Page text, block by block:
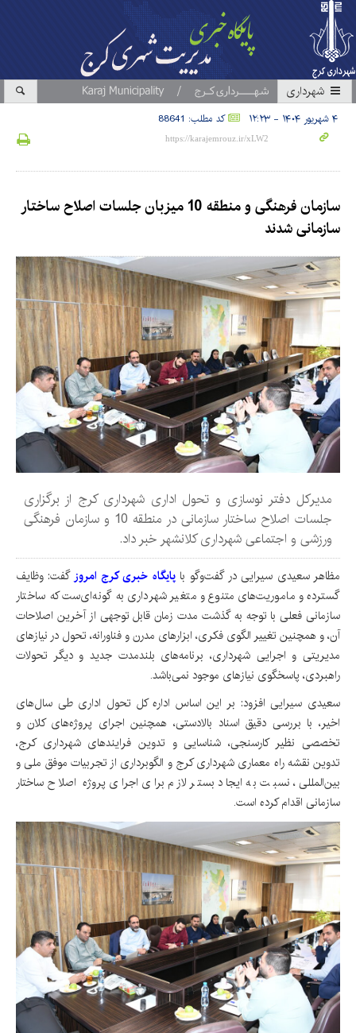
شهرداری
۴ شهریور ۱۴۰۴ - ۱۲:۲۳ کد مطلب: 88641
سازمان فرهنگی و منطقه 10 میزبان جلسات اصلاح ساختار
سازمانی شدند
مدیرکل دفتر نوسازی و تحول اداری شهرداری کرج از برگزاری
جلسات اصلاح ساختار سازمانی در منطقه 10 و سازمان فرهنگی
ورزشی و اجتماعی شهرداری کلانشهر خبر داد.
مظاهر سعیدی سیرایی در گفت‌وگو باپایگاه خبری کرج امروز گفت: وظایف
گسترده و ماموریت‌های متنوع و متغیر شهرداری به گونه‌ای‌ست که ساختار
سازمانی فعلی با توجه به گذشت مدت زمان قابل توجهی از آخرین اصلاحات
آن، و همچنین تغییر الگوی فکری، ابزارهای مدرن و فناورانه، تحول در نیازهای
مدیریتی و اجرایی شهرداری، برنامه‌های بلندمدت جدید و دیگر تحولات
راهبردی، پاسخگوی نیازهای موجود نمی‌باشد.
سعیدی سیرایی افزود: بر این اساس اداره کل تحول اداری طی سال‌های
اخیر، با بررسی دقیق اسناد بالادستی، همچنین اجرای پروژه‌های کلان و
تخصصی نظیر کارسنجی، شناسایی و تدوین فرایندهای شهرداری کرج،
تدوین نقشه راه معماری شهرداری کرج و الگوبرداری از تجربیات موفق ملی و
بین‌المللی، نسبت به ایجاد بستر لازم برای اجرای پروژه‌ اصلاح ساختار
سازمانی اقدام کرده است.